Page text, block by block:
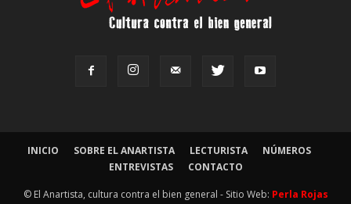
INICIO SOBRE EL ANARTISTA LECTURISTA
NÚMEROS
ENTREVISTAS
CONTACTO
© El Anartista, cultura contra el bien general - Sitio Web: Perla Rojas